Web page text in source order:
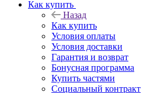
Как купить
Назад
Как купить
Условия оплаты
Условия доставки
Гарантия и возврат
Бонусная программа
Купить частями
Социальный контракт